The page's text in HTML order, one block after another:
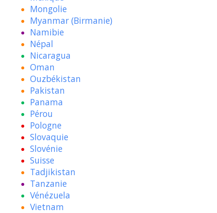
Mongolie
Myanmar (Birmanie)
Namibie
Népal
Nicaragua
Oman
Ouzbékistan
Pakistan
Panama
Pérou
Pologne
Slovaquie
Slovénie
Suisse
Tadjikistan
Tanzanie
Vénézuela
Vietnam